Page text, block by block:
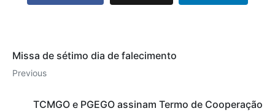
Missa de sétimo dia de falecimento
Previous
TCMGO e PGEGO assinam Termo de Cooperação